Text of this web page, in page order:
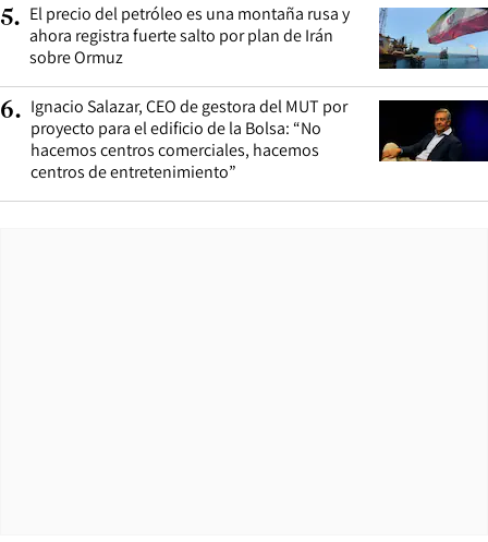
5. El precio del petróleo es una montaña rusa y
ahora registra fuerte salto por plan de Irán
sobre Ormuz
6. Ignacio Salazar, CEO de gestora del MUT por
proyecto para el edificio de la Bolsa: “No
hacemos centros comerciales, hacemos
centros de entretenimiento”